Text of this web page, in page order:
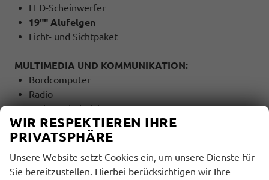
LED-Scheinwerfer
19"" Alufelgen
Licht- und Sichtpaket
MULTIMEDIA UND KOMMUNIKATION:
Bordcomputer
Radio
Freisprecheinrichtung
Bluetooth
USB Anschluss
Touchscreen
Sprachsteuerung
WIR RESPEKTIEREN IHRE
PRIVATSPHÄRE
Unsere Website setzt Cookies ein, um unsere Dienste für
Sie bereitzustellen. Hierbei berücksichtigen wir Ihre